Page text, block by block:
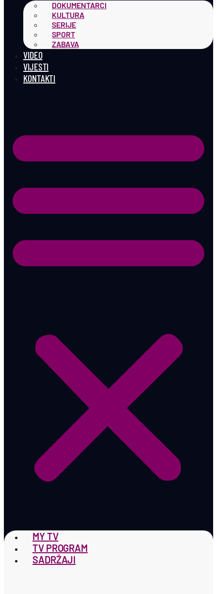
DOKUMENTARCI
KULTURA
SERIJE
SPORT
ZABAVA
VIDEO
VIJESTI
KONTAKTI
MY TV
TV PROGRAM
SADRŽAJI